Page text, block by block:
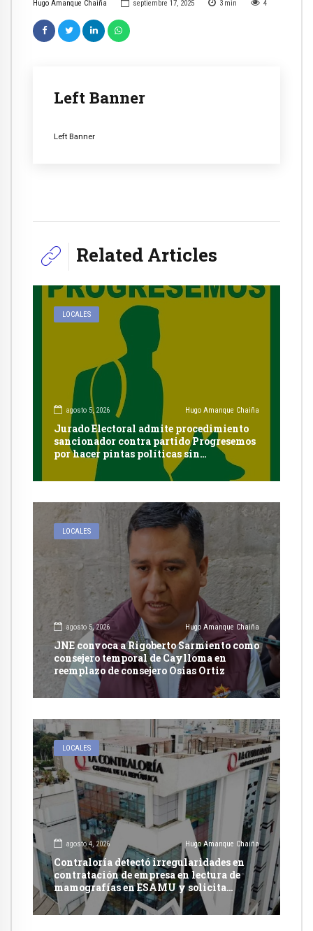
Hugo Amanque Chaiña septiembre 17, 2025 3 min 4
Left Banner
Left Banner
Related Articles
LOCALES
agosto 5, 2026 Hugo Amanque Chaiña
Jurado Electoral admite procedimiento
sancionador contra partido Progresemos
por hacer pintas políticas sin
autorización en Cayma
LOCALES
agosto 5, 2026 Hugo Amanque Chaiña
JNE convoca a Rigoberto Sarmiento como
consejero temporal de Caylloma en
reemplazo de consejero Osias Ortiz
LOCALES
agosto 4, 2026 Hugo Amanque Chaiña
Contraloría detectó irregularidades en
contratación de empresa en lectura de
mamografías en ESAMU y solicita
acciones penales contra funcionarios